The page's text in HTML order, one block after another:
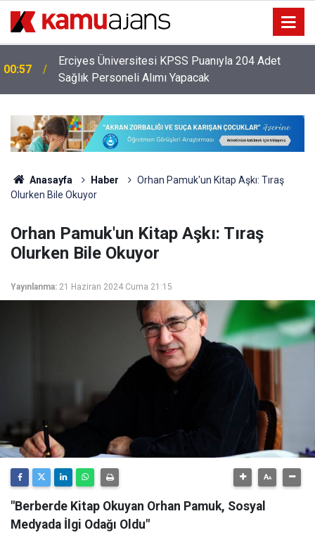
00:57
Erciyes Üniversitesi KPSS Puanıyla 204 Adet
Sağlık Personeli Alımı Yapacak
Anasayfa Haber
Orhan Pamuk'un Kitap Aşkı: Tıraş
Olurken Bile Okuyor
Orhan Pamuk'un Kitap Aşkı: Tıraş
Olurken Bile Okuyor
Yayınlanma: 21 Haziran 2024 Cuma 21:15
"Berberde Kitap Okuyan Orhan Pamuk, Sosyal
Medyada İlgi Odağı Oldu"